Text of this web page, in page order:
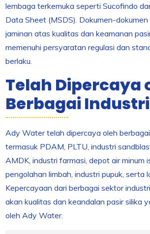
lembaga terkemuka seperti Sucofindo
Data Sheet (MSDS). Dokumen-dokumen
jaminan atas kualitas dan keamanan
memenuhi persyaratan regulasi dan
berlaku.
Telah Dipercaya
Berbagai Industri
Ady Water telah dipercaya oleh
termasuk PDAM, PLTU, industri
AMDK, industri farmasi, depot air minum
pengolahan limbah, industri pupuk, serta
Kepercayaan dari berbagai sektor
akan kualitas dan keandalan pasir silika
oleh Ady Water.